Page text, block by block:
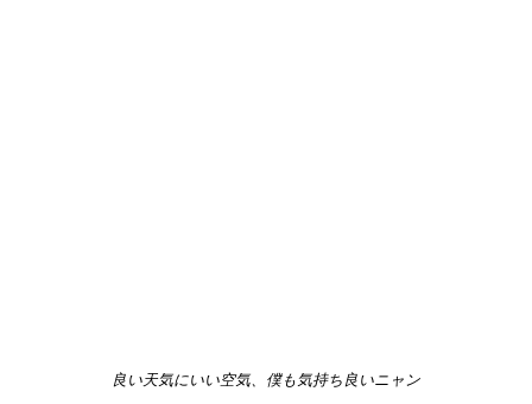
良い天気にいい空気、僕も気持ち良いニャン